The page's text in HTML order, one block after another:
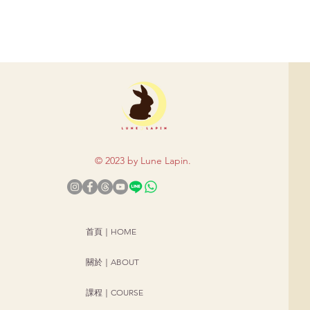
© 2023 by Lune Lapin.
首頁｜HOME
關於｜ABOUT
課程｜COURSE